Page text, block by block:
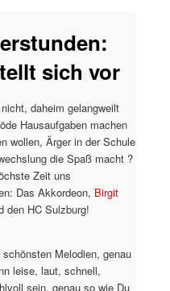
sich vor
daheim gelangweilt
Hausaufgaben machen
wollen, Ärger in der Schule
die Spaß macht ?
Zeit uns
Das Akkordeon, Birgit
den HC Sulzburg!
Melodien, genau
leise, laut, schnell,
sein, genau so wie Du